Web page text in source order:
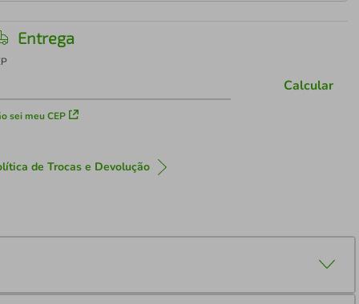
Entrega
sei meu CEP
Calcular
de Trocas e Devolução